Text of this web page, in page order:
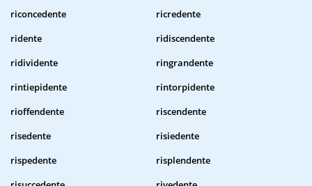
riconcedente
ricredente
ridente
ridiscendente
ridividente
ringrandente
rintiepidente
rintorpidente
rioffendente
riscendente
risedente
risiedente
rispedente
risplendente